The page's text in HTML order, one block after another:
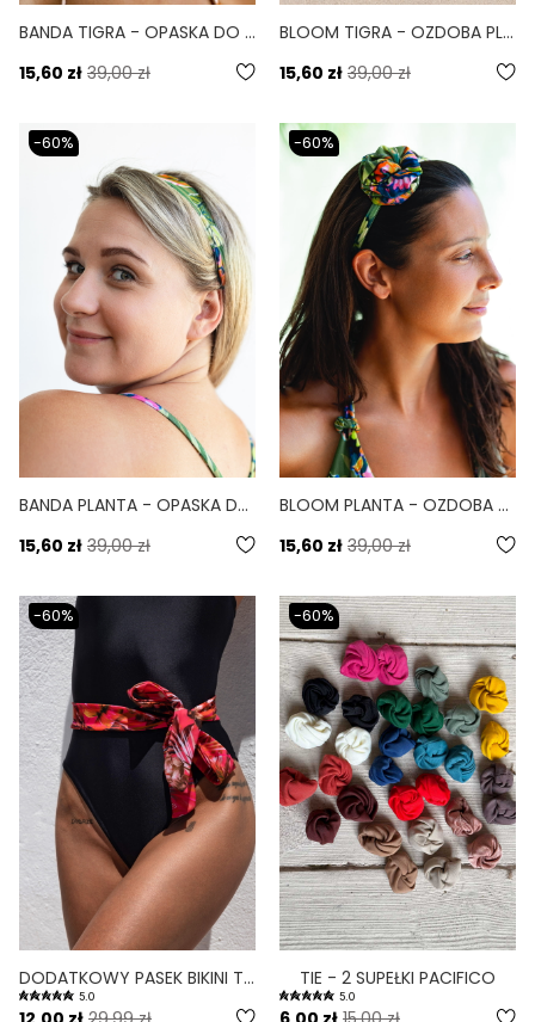
BANDA TIGRA - OPASKA DO WŁOSÓW ELASTYCZNA PRINT
15,60 zł 39,00 zł
BLOOM TIGRA - OZDOBA PLAŻOWA DO WIĄZANIA PRINT
15,60 zł 39,00 zł
-60%
BANDA PLANTA - OPASKA DO WŁOSÓW ELASTYCZNA PRINT
15,60 zł 39,00 zł
-60%
BLOOM PLANTA - OZDOBA PLAŻOWA DO WIĄZANIA PRINT
15,60 zł 39,00 zł
-60%
DODATKOWY PASEK BIKINI TIE DO PERSONALIZACJI PRINT FLORA
5.0
-60%
TIE - 2 SUPEŁKI PACIFICO
5.0